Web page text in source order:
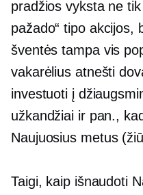
pradžios vyksta ne
pažado“ tipo akcijos,
šventės tampa vis
vakarėlius atnešti
investuoti į
užkandžiai ir pan.,
Naujuosius metus
Taigi, kaip išnaudoti